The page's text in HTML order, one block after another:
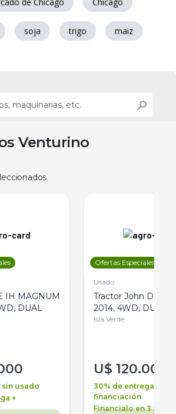
soja trigo maiz
Venturino
IH MAGNUM
DUAL
usado
+
Ofertas Especiales
Usado
Tractor John Deere
2014, 4WD, DUAL
Isla Verde
U$ 120.000
30% de entrega +
financiación
Financialo en 3 años